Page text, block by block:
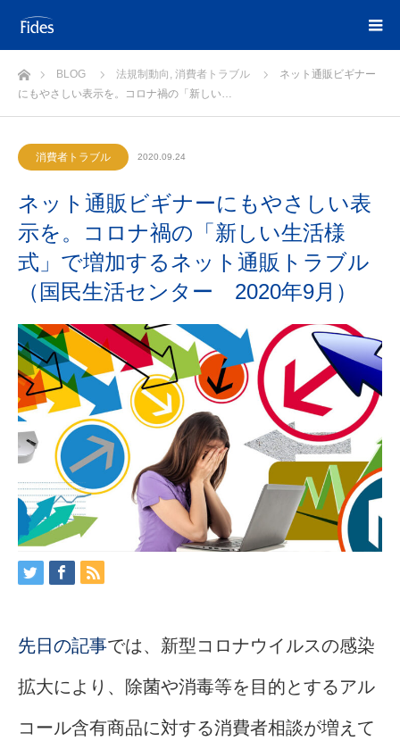
ホームBLOG 法規制動向 , 消費者トラブル
ネット通販ビギナー
にもやさしい表示を。コロナ禍の「新しい…
消費者トラブル 2020.09.24
ネット通販ビギナーにもやさしい表
示を。コロナ禍の「新しい生活様
式」で増加するネット通販トラブル
（国民生活センター 2020年9月）
先日の記事では、新型コロナウイルスの感染
拡大により、除菌や消毒等を目的とするアル
コール含有商品に対する消費者相談が増えて